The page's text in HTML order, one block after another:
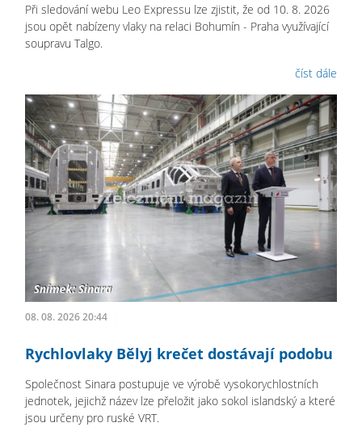
Při sledování webu Leo Expressu lze zjistit, že od 10. 8. 2026
jsou opět nabízeny vlaky na relaci Bohumín - Praha využívající
soupravu Talgo.
číst dále
08. 08. 2026 20:44
Rychlovlaky Bělyj krečet dostávají podobu
Společnost Sinara postupuje ve výrobě vysokorychlostních
jednotek, jejichž název lze přeložit jako sokol islandský a které
jsou určeny pro ruské VRT.